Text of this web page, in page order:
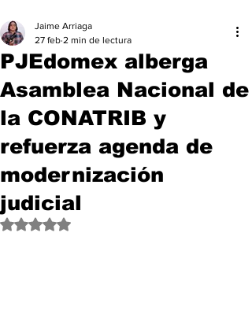
PJEdomex alberga
Asamblea Nacional de
la CONATRIB y
refuerza agenda de
modernización
judicial
Jaime Arriaga
27 feb 2 min de lectura
Obtuvo NaN de 5 estrellas.